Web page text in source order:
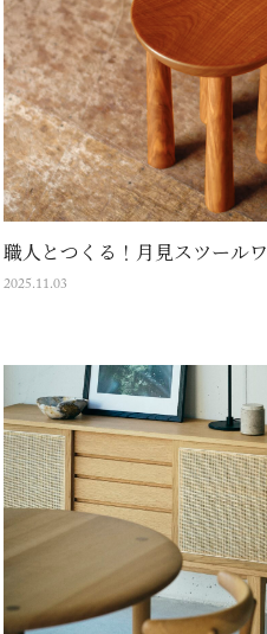
職人とつくる！月見スツール
2025.11.03